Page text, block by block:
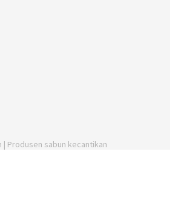
| Produsen sabun kecantikan